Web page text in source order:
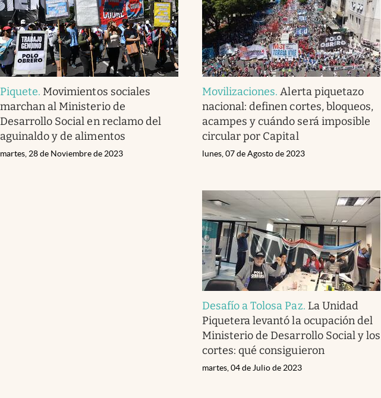
Piquete. Movimientos sociales
marchan al Ministerio de
Desarrollo Social en reclamo del
aguinaldo y de alimentos
martes, 28 de Noviembre de 2023
Movilizaciones.Alerta piquetazo
nacional: definen cortes, bloqueos,
acampes y cuándo será imposible
circular por Capital
lunes, 07 de Agosto de 2023
Desafío a Tolosa Paz. La Unidad
Piquetera levantó la ocupación del
Ministerio de Desarrollo Social y los
cortes: qué consiguieron
martes, 04 de Julio de 2023